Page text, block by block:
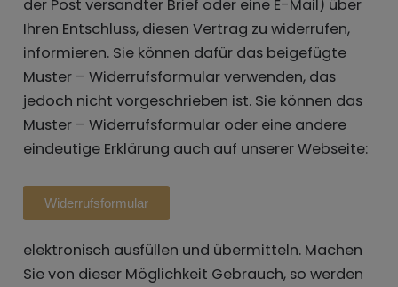
der Post versandter Brief oder eine E-Mail) über
Ihren Entschluss, diesen Vertrag zu widerrufen,
informieren. Sie können dafür das beigefügte
Muster – Widerrufsformular verwenden, das
jedoch nicht vorgeschrieben ist. Sie können das
Muster – Widerrufsformular oder eine andere
eindeutige Erklärung auch auf unserer Webseite:
Widerrufsformular
elektronisch ausfüllen und übermitteln. Machen
Sie von dieser Möglichkeit Gebrauch, so werden